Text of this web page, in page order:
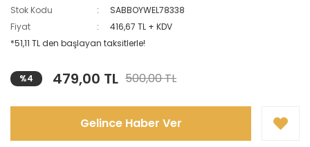
Stok Kodu
SABBOYWEL78338
Fiyat
416,67 TL + KDV
*51,11 TL den başlayan taksitlerle!
%4 479,00 TL 500,00 TL
Gelince Haber Ver